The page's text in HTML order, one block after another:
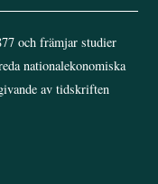
och främjar studier
nationalekonomiska
av tidskriften